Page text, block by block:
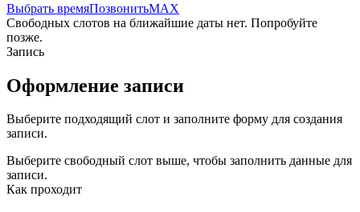
Выбрать времяПозвонитьMAX
Свободных слотов на ближайшие даты нет. Попробуйте
позже.
Запись
Оформление записи
Выберите подходящий слот и заполните форму для создания
записи.
Выберите свободный слот выше, чтобы заполнить данные для
записи.
Как проходит